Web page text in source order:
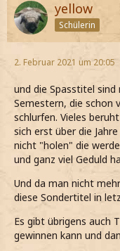
Liebe Grüße,
Artemis
yellow
Schülerin
2. Februar 2021 um 20:05
und die Spasstitel
Semestern, die schon
schlurfen. Vieles
sich erst über die
nicht "holen" die
und ganz viel Geduld
Und da man nicht
diese Sondertitel in
Es gibt übrigens auch
gewinnen kann und